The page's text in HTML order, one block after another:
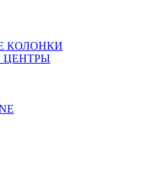
КОЛОНКИ
ЦЕНТРЫ